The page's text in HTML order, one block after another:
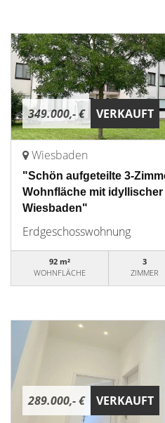
349.000,- € VERKAUFT
Wiesbaden
"Schön aufgeteilte 3-
Wohnfläche mit idyllischer
Wiesbaden"
Erdgeschosswohnung
92 m²
WOHNFLÄCHE
3
ZIMMER
289.000,- € VERKAUFT